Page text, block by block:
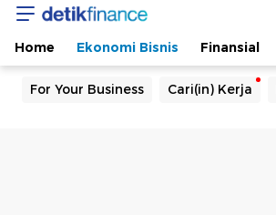
Home Ekonomi Bisnis Finansial
For Your Business Cari(in) Kerja